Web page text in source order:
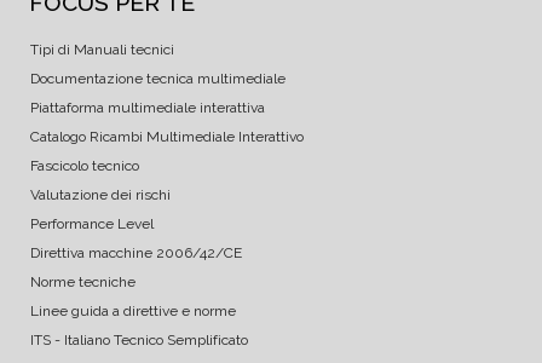
Tipi di Manuali tecnici
Documentazione tecnica multimediale
Piattaforma multimediale interattiva
Catalogo Ricambi Multimediale Interattivo
Fascicolo tecnico
Valutazione dei rischi
Performance Level
Direttiva macchine 2006/42/CE
Norme tecniche
Linee guida a direttive e norme
ITS - Italiano Tecnico Semplificato